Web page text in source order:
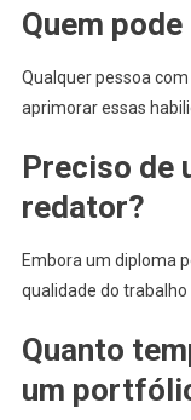
Quem
Qualquer pessoa
aprimorar essas
Preciso de
redator?
Embora um diploma
qualidade do trabalho
Quanto
um